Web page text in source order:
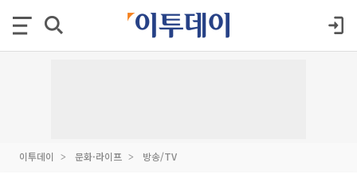
이투데이 문화·라이프 방송/TV